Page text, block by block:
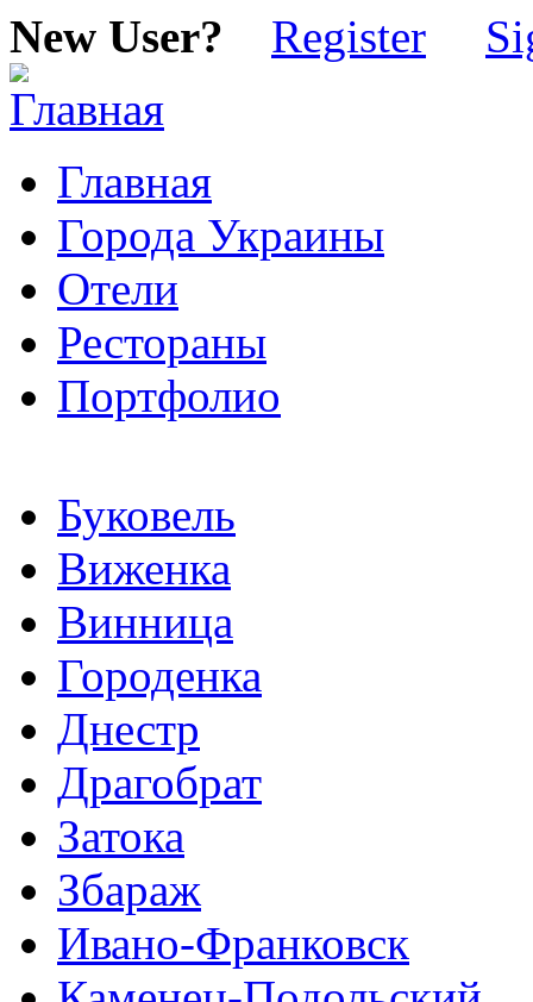
New User? Register
Главная
Города Украины
Отели
Рестораны
Портфолио
Буковель
Виженка
Винница
Городенка
Днестр
Драгобрат
Затока
Збараж
Ивано-Франковск